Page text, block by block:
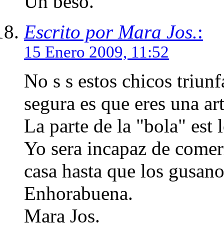
Escrito por Mara Jos.:
15 Enero 2009, 11:52
No s s estos chicos
segura es que eres una
La parte de la "bola" est
Yo sera incapaz de
casa hasta que los
Enhorabuena.
Mara Jos.